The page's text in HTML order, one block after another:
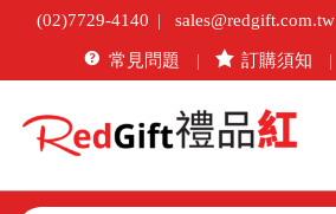
(02)7729-4140 sales@redgift.com.tw
常見問題 訂購須知